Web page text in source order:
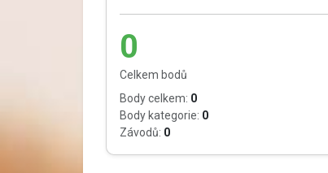
0
Celkem bodů
Body celkem: 0
Body kategorie: 0
Závodů: 0